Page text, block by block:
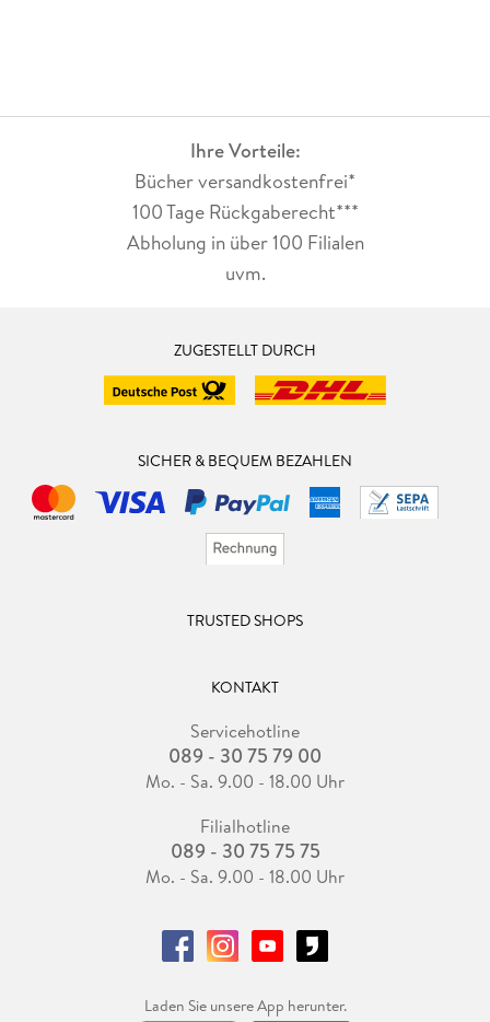
Ihre Vorteile:
Bücher versandkostenfrei*
100 Tage Rückgaberecht***
Abholung in über 100 Filialen
uvm.
ZUGESTELLT DURCH
SICHER & BEQUEM BEZAHLEN
TRUSTED SHOPS
KONTAKT
Servicehotline
089 - 30 75 79 00
Mo. - Sa. 9.00 - 18.00 Uhr
Filialhotline
089 - 30 75 75 75
Mo. - Sa. 9.00 - 18.00 Uhr
Laden Sie unsere App herunter.